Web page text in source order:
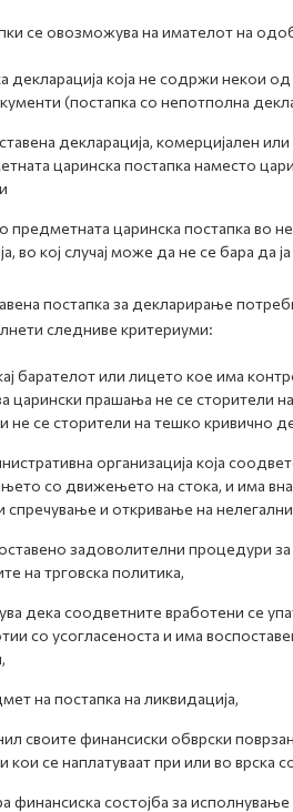
се овозможува на имателот на
декларација која не содржи некои
(постапка со непотполна
декларација, комерцијален
царинска постапка наместо
во предметната царинска постапка
во кој случај може да не се бара
постапка за декларирање
следниве критериуми:
барателот или лицето кое има
царински прашања не се сторители
не се сторители на тешко кривично
организација која
со движењето на стока, и има
спречување и откривање на
задоволителни процедури
на трговска политика,
дека соодветните вработени се
со усогласеноста и има
на постапка на ликвидација,
своите финансиски обврски
се наплатуваат при или во врска
финансиска состојба за